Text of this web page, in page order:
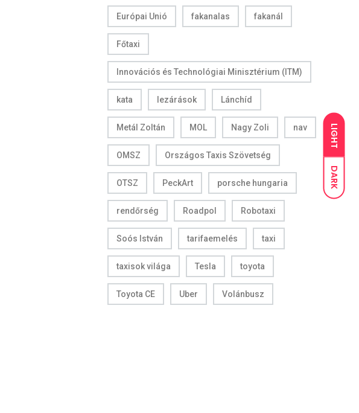
LIGHT
DARK
Európai Unió fakanalas fakanál
Főtaxi
Innovációs és Technológiai Minisztérium (ITM)
kata lezárások Lánchíd
Metál Zoltán MOL Nagy Zoli nav
OMSZ Országos Taxis Szövetség
OTSZ PeckArt porsche hungaria
rendőrség Roadpol Robotaxi
Soós István tarifaemelés taxi
taxisok világa Tesla toyota
Toyota CE Uber Volánbusz